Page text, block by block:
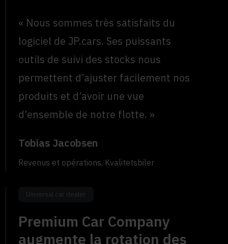
« Nous sommes très satisfaits du
logiciel de JP.cars. Ses puissants
outils de suivi des stocks nous
permettent d’ajuster facilement nos
produits et d’avoir une vue
d’ensemble de notre flotte. »
Tobias Jacobsen
Revenus et opérations, Kvalitetsbiler
Universal car dealer
Premium Car Company
augmente la rotation des